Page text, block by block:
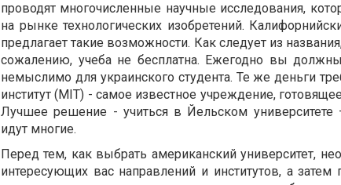
проводят многочисленные научные исследования,
на рынке технологических изобретений.
предлагает такие возможности. Как следует из
сожалению, учеба не бесплатна. Ежегодно вы
немыслимо для украинского студента. Те же деньги
институт (MIT) - самое известное учреждение,
Лучшее решение - учиться в Йельском университете
идут многие.
Перед тем, как выбрать американский университет,
интересующих вас направлений и институтов, а